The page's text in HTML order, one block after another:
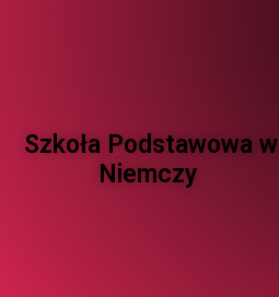
Szkoła Podstawowa w
Niemczy ​